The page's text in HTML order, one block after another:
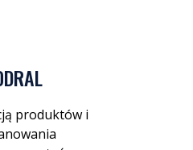
produktów i